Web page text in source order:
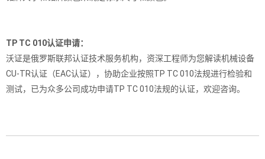
TP TC 010认证申请：
沃证是俄罗斯联邦认证技术服务机构，资深工程师为您解读机械设备
CU-TR认证（EAC认证），协助企业按照TP TC 010法规进行检验和
测试，已为众多公司成功申请TP TC 010法规的认证，欢迎咨询。